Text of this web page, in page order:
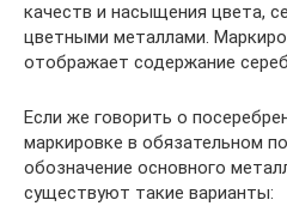
качеств и насыщения цвета,
цветными металлами.
отображает содержание
Если же говорить о
маркировке в обязательном
обозначение основного
существуют такие варианты: